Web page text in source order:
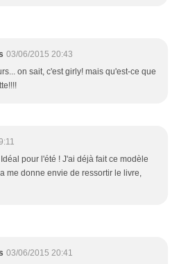
03/06/2015 20:43
on sait, c'est girly! mais qu'est-ce que
pour l'été ! J'ai déjà fait ce modèle
me donne envie de ressortir le livre,
03/06/2015 20:41